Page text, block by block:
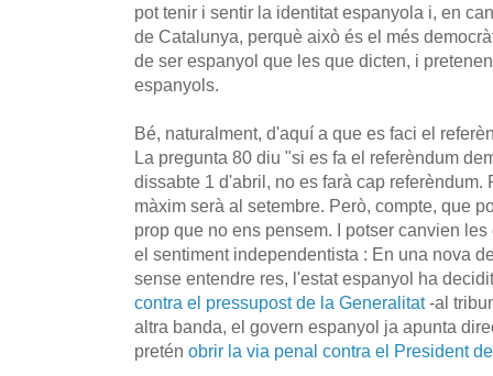
pot tenir i sentir la identitat espanyola i, en
de Catalunya, perquè això és el més
de ser espanyol que les que dicten, i
espanyols.
Bé, naturalment, d'aquí a que es faci el
La pregunta 80 diu "si es fa el referèndum
dissabte 1 d'abril, no es farà cap referèndum.
màxim serà al setembre. Però, compte, que
prop que no ens pensem. I potser canvien
el sentiment independentista : En una nova
sense entendre res, l'estat espanyol ha
contra el pressupost de la Generalitat-al
altra banda, el govern espanyol ja apunta
pretén obrir la via penal contra el President